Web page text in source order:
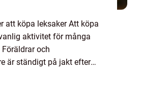
att köpa leksaker Att köpa
aktivitet för många
och
är ständigt på jakt efter